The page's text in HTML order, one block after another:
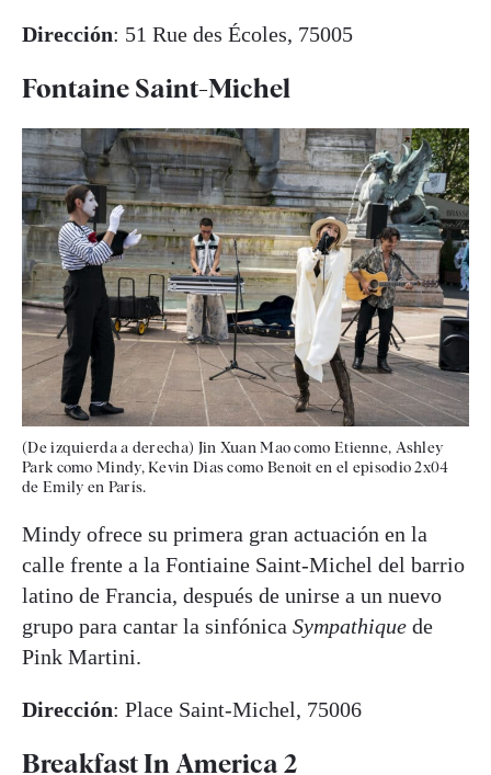
Dirección: 51 Rue des Écoles, 75005
Fontaine Saint-Michel
(De izquierda a derecha) Jin Xuan Mao como Etienne, Ashley
Park como Mindy, Kevin Dias como Benoit en el episodio 2x04
de Emily en París.
Mindy ofrece su primera gran actuación en la
calle frente a la Fontiaine Saint-Michel del barrio
latino de Francia, después de unirse a un nuevo
grupo para cantar la sinfónica Sympathique de
Pink Martini.
Dirección: Place Saint-Michel, 75006
Breakfast In America 2